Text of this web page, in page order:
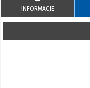
INFORMACJE